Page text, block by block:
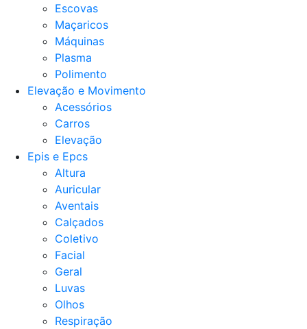
Escovas
Maçaricos
Máquinas
Plasma
Polimento
Elevação e Movimento
Acessórios
Carros
Elevação
Epis e Epcs
Altura
Auricular
Aventais
Calçados
Coletivo
Facial
Geral
Luvas
Olhos
Respiração